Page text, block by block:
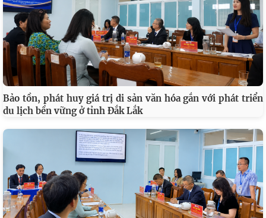
Bảo tồn, phát huy giá trị di sản văn hóa gắn với phát triển
du lịch bền vững ở tỉnh Đắk Lắk